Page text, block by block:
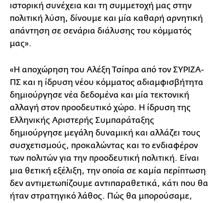
ιστορική συνέχεια και τη συμμετοχή μας στην
πολιτική λύση, δίνουμε και μία καθαρή αρνητική
απάντηση σε σενάρια διάλυσης του κόμματός
μας».
«H αποχώρηση του Αλέξη Τσίπρα από τον ΣΥΡΙΖΑ-
ΠΣ και η ίδρυση νέου κόμματος αδιαμφισβήτητα
δημιούργησε νέα δεδομένα και μία τεκτονική
αλλαγή στον προοδευτικό χώρο. Η ίδρυση της
Ελληνικής Αριστερής Συμπαράταξης
δημιούργησε μεγάλη δυναμική και αλλάζει τους
συσχετισμούς, προκαλώντας και το ενδιαφέρον
των πολιτών για την προοδευτική πολιτική. Είναι
μια θετική εξέλιξη, την οποία σε καμία περίπτωση
δεν αντιμετωπίζουμε αντιπαραθετικά, κάτι που θα
ήταν στρατηγικό λάθος. Πώς θα μπορούσαμε,